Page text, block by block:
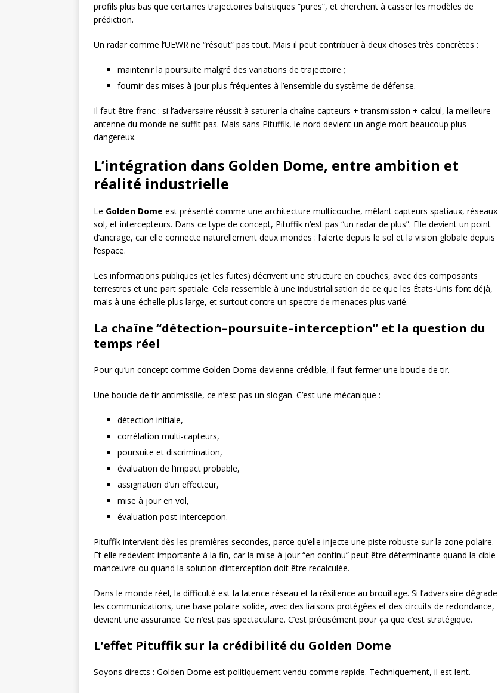
profils plus bas que certaines trajectoires balistiques “pures”, et cherchent à casser les modèles de
prédiction.
Un radar comme l’UEWR ne “résout” pas tout. Mais il peut contribuer à deux choses très concrètes :
maintenir la poursuite malgré des variations de trajectoire ;
fournir des mises à jour plus fréquentes à l’ensemble du système de défense.
Il faut être franc : si l’adversaire réussit à saturer la chaîne capteurs + transmission + calcul, la meilleure
antenne du monde ne suffit pas. Mais sans Pituffik, le nord devient un angle mort beaucoup plus
dangereux.
L’intégration dans Golden Dome, entre ambition et
réalité industrielle
Le Golden Dome est présenté comme une architecture multicouche, mêlant capteurs spatiaux, réseaux
sol, et intercepteurs. Dans ce type de concept, Pituffik n’est pas “un radar de plus”. Elle devient un point
d’ancrage, car elle connecte naturellement deux mondes : l’alerte depuis le sol et la vision globale depuis
l’espace.
Les informations publiques (et les fuites) décrivent une structure en couches, avec des composants
terrestres et une part spatiale. Cela ressemble à une industrialisation de ce que les États-Unis font déjà,
mais à une échelle plus large, et surtout contre un spectre de menaces plus varié.
La chaîne “détection–poursuite–interception” et la question du
temps réel
Pour qu’un concept comme Golden Dome devienne crédible, il faut fermer une boucle de tir.
Une boucle de tir antimissile, ce n’est pas un slogan. C’est une mécanique :
détection initiale,
corrélation multi-capteurs,
poursuite et discrimination,
évaluation de l’impact probable,
assignation d’un effecteur,
mise à jour en vol,
évaluation post-interception.
Pituffik intervient dès les premières secondes, parce qu’elle injecte une piste robuste sur la zone polaire.
Et elle redevient importante à la fin, car la mise à jour “en continu” peut être déterminante quand la cible
manœuvre ou quand la solution d’interception doit être recalculée.
Dans le monde réel, la difficulté est la latence réseau et la résilience au brouillage. Si l’adversaire dégrade
les communications, une base polaire solide, avec des liaisons protégées et des circuits de redondance,
devient une assurance. Ce n’est pas spectaculaire. C’est précisément pour ça que c’est stratégique.
L’effet Pituffik sur la crédibilité du Golden Dome
Soyons directs : Golden Dome est politiquement vendu comme rapide. Techniquement, il est lent.